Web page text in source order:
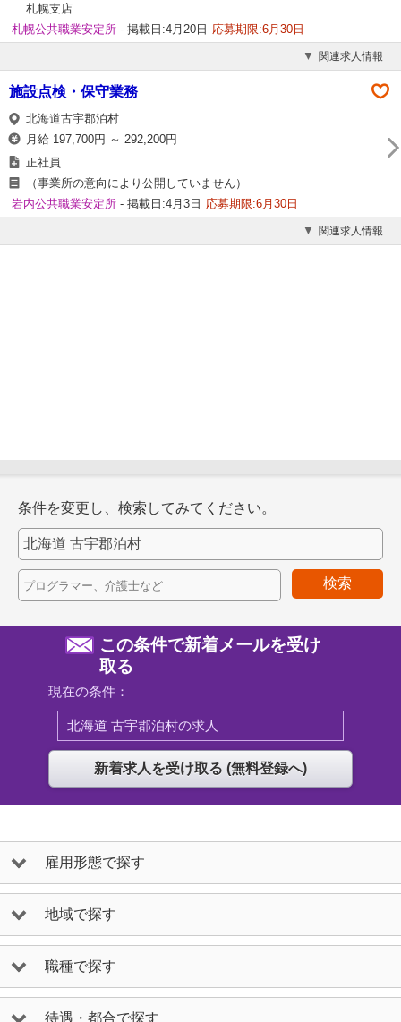
札幌支店
札幌公共職業安定所 - 掲載日:4月20日 応募期限:6月30日
関連求人情報
施設点検・保守業務
北海道古宇郡泊村
月給 197,700円 ～ 292,200円
正社員
（事業所の意向により公開していません）
岩内公共職業安定所 - 掲載日:4月3日 応募期限:6月30日
関連求人情報
条件を変更し、検索してみてください。
検索
この条件で新着メールを受け
取る
現在の条件：
北海道 古宇郡泊村の求人
雇用形態で探す
地域で探す
職種で探す
待遇・都合で探す